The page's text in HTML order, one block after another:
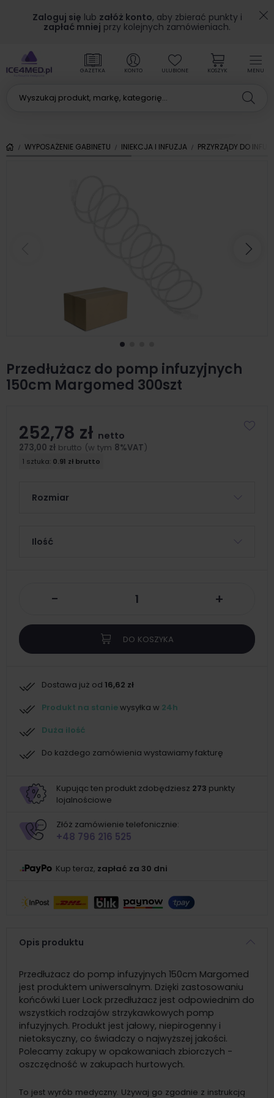
Zaloguj się lub załóż konto, aby zbierać punkty i
zapłać mniej przy kolejnych zamówieniach.
MENU
GAZETKA KONTO ULUBIONE KOSZYK
WYPOSAŻENIE GABINETU INIEKCJA I INFUZJA PRZYRZĄDY DO
Przedłużacz do pomp infuzyjnych
150cm Margomed 300szt
252,78 zł netto
273,00 zł brutto (w tym 8%VAT)
1 sztuka: 0.91 zł brutto
Rozmiar
Ilość
- +
DO KOSZYKA
Dostawa już od 16,62 zł
Produkt na staniewysyłka w 24h
Duża ilość
Do każdego zamówienia wystawiamy fakturę
Kupując ten produkt zdobędziesz 273 punkty
lojalnościowe
Złóż zamówienie telefonicznie:
+48 796 216 525
Kup teraz, zapłać za 30 dni
Opis produktu
Przedłużacz do pomp infuzyjnych 150cm Margomed
jest produktem uniwersalnym. Dzięki zastosowaniu
końcówki Luer Lock przedłużacz jest odpowiednim do
wszystkich rodzajów strzykawkowych pomp
infuzyjnych. Produkt jest jałowy, niepirogenny i
nietoksyczny, co świadczy o najwyższej jakości.
Polecamy zakupy w opakowaniach zbiorczych -
oszczędność w zakupach hurtowych.
To jest wyrób medyczny. Używaj go zgodnie z instrukcją